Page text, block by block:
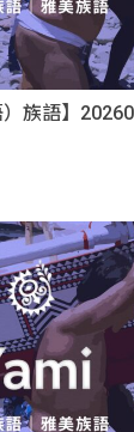
）族語】